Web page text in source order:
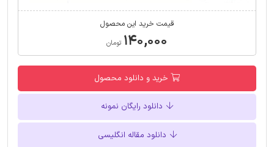
قیمت خرید این محصول
۱۴۰,۰۰۰ تومان
خرید و دانلود محصول
دانلود رایگان نمونه
دانلود مقاله انگلیسی